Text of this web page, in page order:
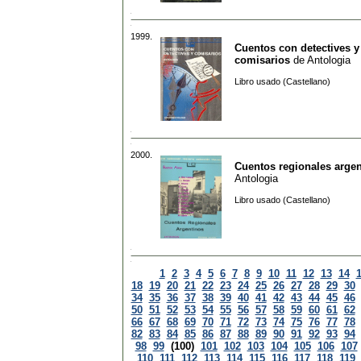
1999.
Cuentos con detectives y
comisarios de Antologia
Libro usado (Castellano)
2000.
Cuentos regionales
Antologia
Libro usado (Castellano)
1 2 3 4 5 6 7 8 9 10 11 12 13 14
18 19 20 21 22 23 24 25 26 27 28 29 30
34 35 36 37 38 39 40 41 42 43 44 45 46
50 51 52 53 54 55 56 57 58 59 60 61 62
66 67 68 69 70 71 72 73 74 75 76 77 78
82 83 84 85 86 87 88 89 90 91 92 93 94
98 99 (100) 101 102 103 104 105 106 107
110 111 112 113 114 115 116 117 118 119